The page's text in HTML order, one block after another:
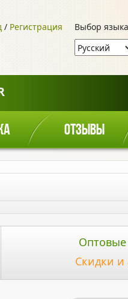
Выбор
/ Регистрация
ОТЗЫВЫ
Скидки и